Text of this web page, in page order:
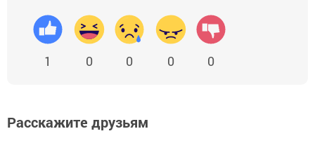
1 0 0 0 0
Расскажите друзьям